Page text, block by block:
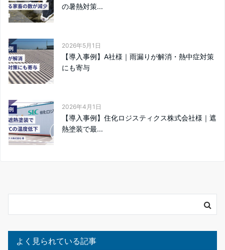
の暑熱対策...
2026年5月1日
【導入事例】A社様｜雨漏りが解消・熱中症対策
にも寄与
2026年4月1日
【導入事例】住化ロジスティクス株式会社様｜遮
熱塗装で最...
よく見られている記事